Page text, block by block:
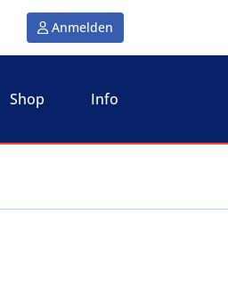
Anmelden
Shop Info